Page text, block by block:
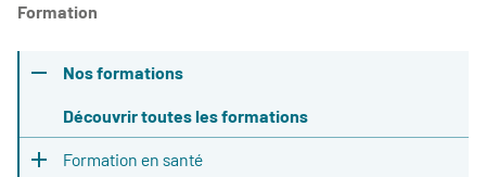
Formation
Nos formations
Découvrir toutes les formations
Formation en santé